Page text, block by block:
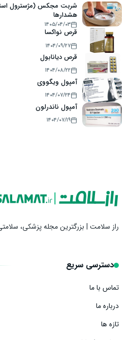
شربت مجکس (مژسترول
هشدارها
۱۴۰۵/۰۴/۰۳
قرص نواکسا
۱۴۰۴/۰۹/۲۷
قرص دیانابول
۱۴۰۴/۰۸/۲۲
آمپول ویگووی
۱۴۰۴/۰۷/۲۴
آمپول ناندرلون
۱۴۰۴/۰۷/۱۹
راز سلامت | بزرگترین مجله پزشکی،
دسترسی سریع
تماس با ما
درباره ما
تازه ها